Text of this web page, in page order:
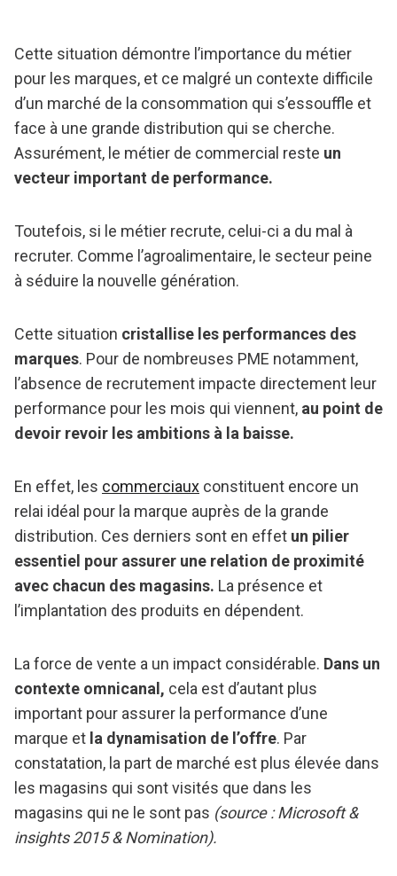
Cette situation démontre l’importance du métier
pour les marques, et ce malgré un contexte difficile
d’un marché de la consommation qui s’essouffle et
face à une grande distribution qui se cherche.
Assurément, le métier de commercial reste un
vecteur important de performance.
Toutefois, si le métier recrute, celui-ci a du mal à
recruter. Comme l’agroalimentaire, le secteur peine
à séduire la nouvelle génération.
Cette situation cristallise les performances des
marques. Pour de nombreuses PME notamment,
l’absence de recrutement impacte directement leur
performance pour les mois qui viennent, au point de
devoir revoir les ambitions à la baisse.
En effet, les commerciaux constituent encore un
relai idéal pour la marque auprès de la grande
distribution. Ces derniers sont en effet un pilier
essentiel pour assurer une relation de proximité
avec chacun des magasins. La présence et
l’implantation des produits en dépendent.
La force de vente a un impact considérable. Dans un
contexte omnicanal, cela est d’autant plus
important pour assurer la performance d’une
marque et la dynamisation de l’offre. Par
constatation, la part de marché est plus élevée dans
les magasins qui sont visités que dans les
magasins qui ne le sont pas (source : Microsoft &
insights 2015 & Nomination).